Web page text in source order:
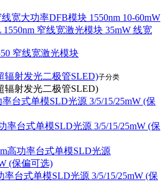
宽大功率DFB模块 1550nm 10-60mW
1550nm 窄线宽激光模块 35mW 线宽
窄线宽激光模块
辐射发光二极管SLED)子分类
辐射发光二极管SLED)
率台式单模SLD光源 3/5/15/25mW (保
率台式单模SLD光源 3/5/15/25mW (保
高功率台式单模SLD光源
(保偏可选)
率台式单模SLD光源 3/5/15/25mW (保